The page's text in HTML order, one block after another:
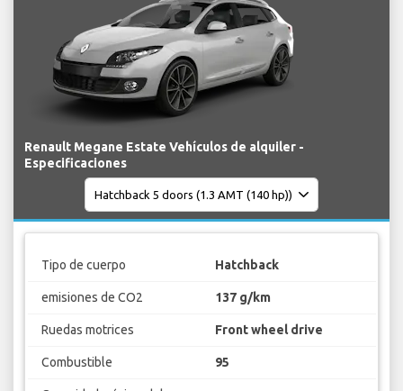
Renault Megane Estate Vehículos de alquiler -
Especificaciones
Tipo de cuerpo Hatchback
emisiones de CO2 137 g/km
Ruedas motrices Front wheel drive
Combustible 95